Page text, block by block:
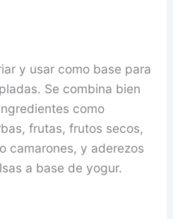
y usar como base para
Se combina bien
como
frutas, frutos secos,
camarones, y aderezos
a base de yogur.